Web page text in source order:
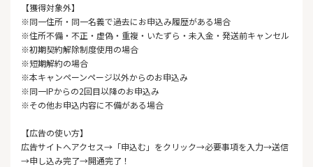
【獲得対象外】
※同一住所・同一名義で過去にお申込み履歴がある場合
※住所不備・不正・虚偽・重複・いたずら・未入金・発送前キャンセル
※初期契約解除制度使用の場合
※短期解約の場合
※本キャンペーンページ以外からのお申込み
※同一IPからの2回目以降のお申込み
※その他お申込内容に不備がある場合
【広告の使い方】
広告サイトへアクセス→「申込む」をクリック→必要事項を入力→送信
→申し込み完了→開通完了！